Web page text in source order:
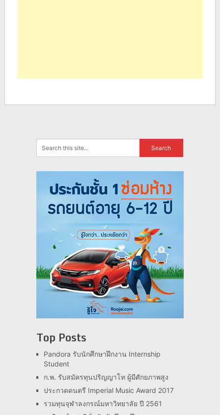
Top Posts
Pandora รับนักศึกษาฝึกงาน Internship
Student
ก.พ. รับสมัครทุนปริญญาโท ผู้มีศักยภาพสูง
ประกวดดนตรี Imperial Music Award 2017
รวมทุนจุฬาลงกรณ์มหาวิทยาลัย ปี 2561